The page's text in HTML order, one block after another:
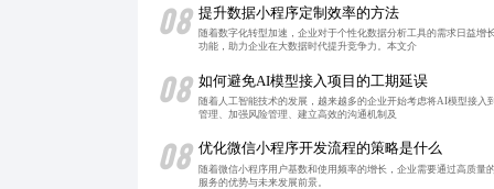
08 提升数据小程序定制效率的方法
随着数字化转型加速，企业对于个性化数据分析工具的需求日益
功能，助力企业在大数据时代提升竞争力。本文介
08 如何避免AI模型接入项目的工期延误
随着人工智能技术的发展，越来越多的企业开始考虑将AI模型接
管理、加强风险管理、建立高效的沟通机制及
08 优化微信小程序开发流程的策略是什么
随着微信小程序用户基数和使用频率的增长，企业需要通过高质
服务的优势与未来发展前景。